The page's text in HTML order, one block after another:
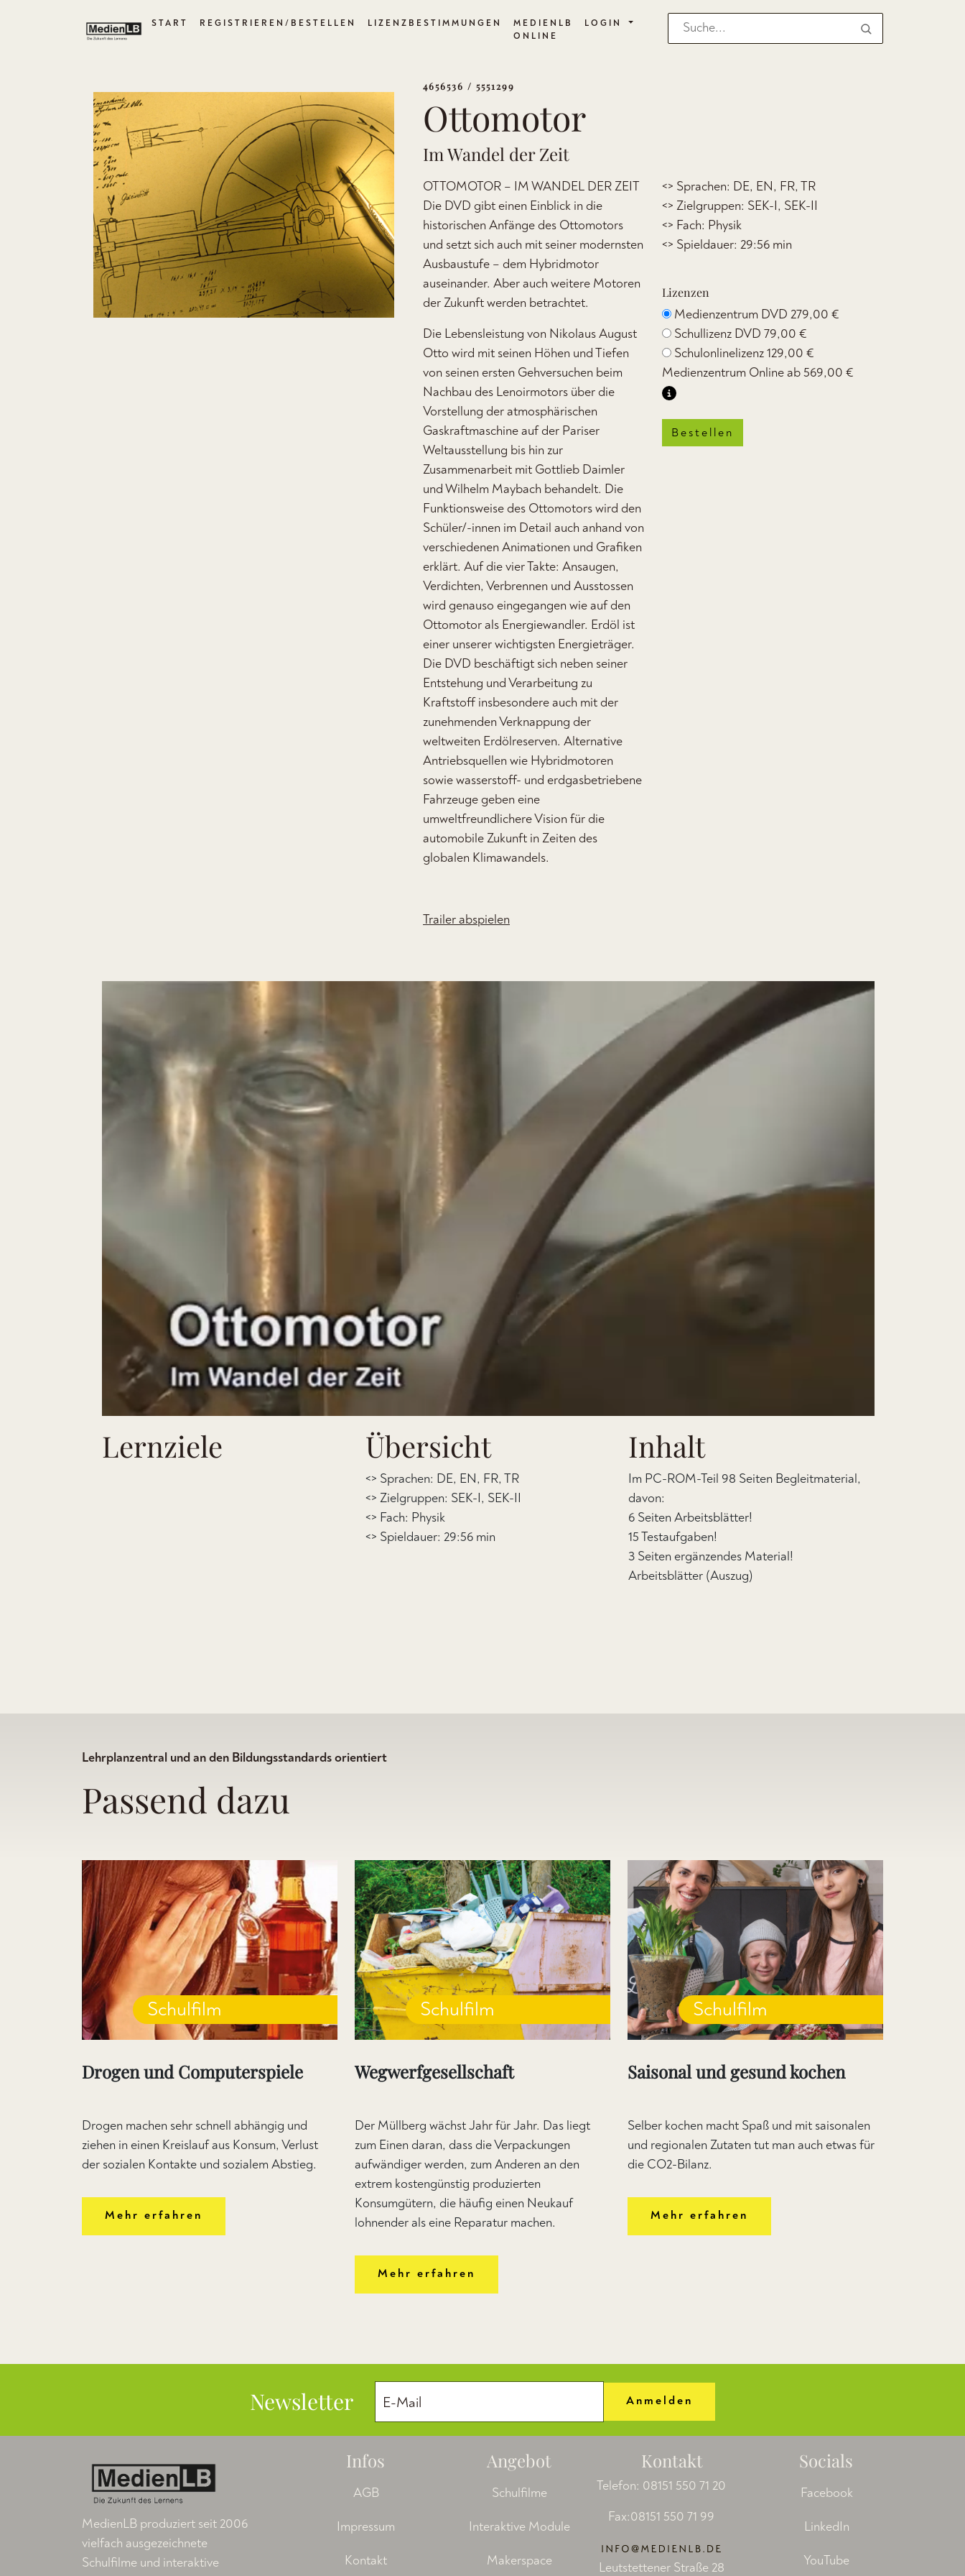
START REGISTRIEREN/BESTELLEN LIZENZBESTIMMUNGEN
MEDIENLB
ONLINE
LOGIN
4656536 / 5551299
Ottomotor
Im Wandel der Zeit
OTTOMOTOR – IM WANDEL DER ZEIT
Die DVD gibt einen Einblick in die
historischen Anfänge des Ottomotors
und setzt sich auch mit seiner modernsten
Ausbaustufe – dem Hybridmotor
auseinander. Aber auch weitere Motoren
der Zukunft werden betrachtet.
Die Lebensleistung von Nikolaus August
Otto wird mit seinen Höhen und Tiefen
von seinen ersten Gehversuchen beim
Nachbau des Lenoirmotors über die
Vorstellung der atmosphärischen
Gaskraftmaschine auf der Pariser
Weltausstellung bis hin zur
Zusammenarbeit mit Gottlieb Daimler
und Wilhelm Maybach behandelt. Die
Funktionsweise des Ottomotors wird den
Schüler/-innen im Detail auch anhand von
verschiedenen Animationen und Grafiken
erklärt. Auf die vier Takte: Ansaugen,
Verdichten, Verbrennen und Ausstossen
wird genauso eingegangen wie auf den
Ottomotor als Energiewandler. Erdöl ist
einer unserer wichtigsten Energieträger.
Die DVD beschäftigt sich neben seiner
Entstehung und Verarbeitung zu
Kraftstoff insbesondere auch mit der
zunehmenden Verknappung der
weltweiten Erdölreserven. Alternative
Antriebsquellen wie Hybridmotoren
sowie wasserstoff- und erdgasbetriebene
Fahrzeuge geben eine
umweltfreundlichere Vision für die
automobile Zukunft in Zeiten des
globalen Klimawandels.
Trailer abspielen
<> Sprachen: DE, EN, FR, TR
<> Zielgruppen: SEK-I, SEK-II
<> Fach: Physik
<> Spieldauer: 29:56 min
Lizenzen
Medienzentrum DVD 279,00 €
Schullizenz DVD 79,00 €
Schulonlinelizenz129,00 €
Medienzentrum Online ab569,00 €
Bestellen
Lernziele Übersicht
<> Sprachen: DE, EN, FR, TR
<> Zielgruppen: SEK-I, SEK-II
<> Fach: Physik
<> Spieldauer: 29:56 min
Inhalt
Im PC-ROM-Teil 98 Seiten Begleitmaterial,
davon:
6 Seiten Arbeitsblätter!
15 Testaufgaben!
3 Seiten ergänzendes Material!
Arbeitsblätter (Auszug)
Lehrplanzentral und an den Bildungsstandards orientiert
Passend dazu
Schulfilm
Drogen und Computerspiele
Drogen machen sehr schnell abhängig und
ziehen in einen Kreislauf aus Konsum, Verlust
der sozialen Kontakte und sozialem Abstieg.
Mehr erfahren
Schulfilm
Wegwerfgesellschaft
Der Müllberg wächst Jahr für Jahr. Das liegt
zum Einen daran, dass die Verpackungen
aufwändiger werden, zum Anderen an den
extrem kostengünstig produzierten
Konsumgütern, die häufig einen Neukauf
lohnender als eine Reparatur machen.
Mehr erfahren
Schulfilm
Saisonal und gesund kochen
Selber kochen macht Spaß und mit saisonalen
und regionalen Zutaten tut man auch etwas für
die CO2-Bilanz.
Mehr erfahren
Newsletter Anmelden
MedienLB produziert seit 2006
vielfach ausgezeichnete
Schulfilme und interaktive
Infos
AGB
Impressum
Kontakt
Angebot
Schulfilme
Interaktive Module
Makerspace
Kontakt
Telefon: 08151 550 71 20
Fax:08151 550 71 99
Leutstettener Straße 28
Socials
Facebook
LinkedIn
YouTube